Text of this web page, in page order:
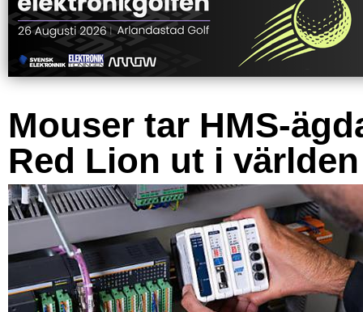
Mouser tar HMS-
Red Lion ut i världen